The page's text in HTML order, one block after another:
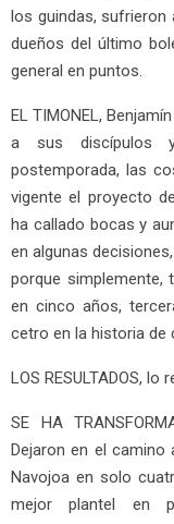
los guindas,
dueños del último
general en puntos.
EL TIMONEL,
a sus discípulos
postemporada, las
vigente el proyecto
ha callado bocas y
en algunas
porque
en cinco años,
cetro en la historia de
LOS RESULTADOS,
SE HA
Dejaron en el camino
Navojoa en solo
mejor plantel en